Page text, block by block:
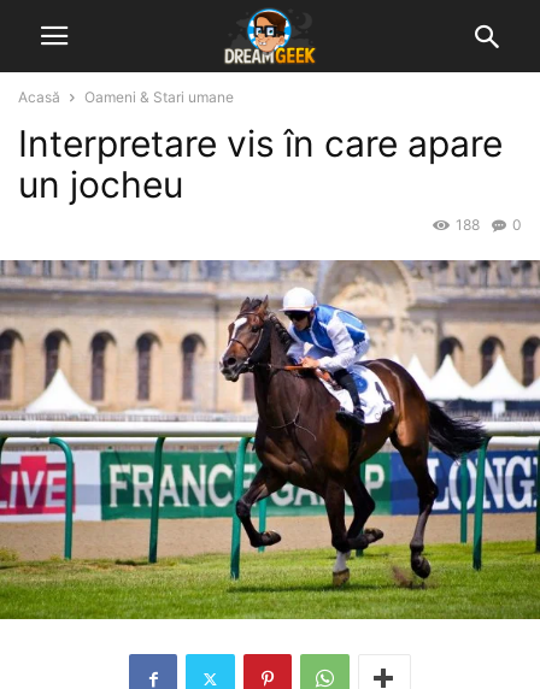
Acasă Oameni & Stari umane
Interpretare vis în care apare
un jocheu
0
188